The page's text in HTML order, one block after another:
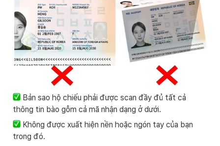
Bản sao hộ chiếu phải được scan đầy đủ tất cả
thông tin bào gỗm cả mã nhận dạng ở dưới.
Không được xuất hiện nền hoặc ngón tay của bạn
trong đó.